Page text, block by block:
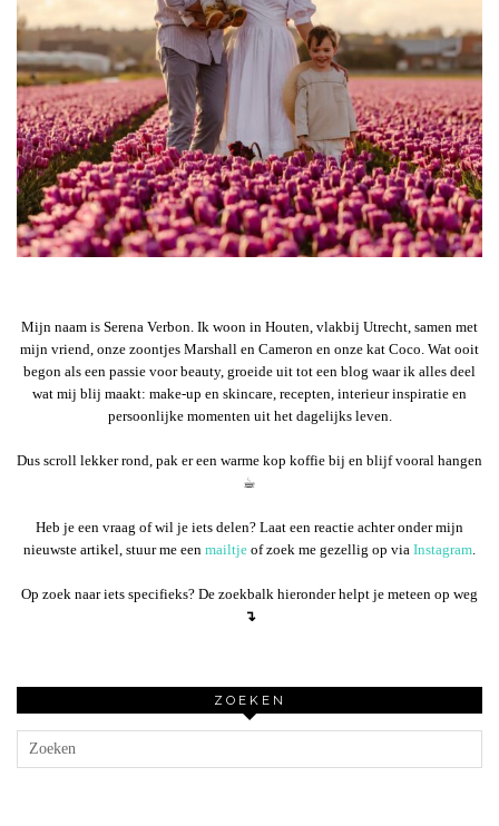
Mijn naam is Serena Verbon. Ik woon in Houten, vlakbij Utrecht, samen met
mijn vriend, onze zoontjes Marshall en Cameron en onze kat Coco. Wat ooit
begon als een passie voor beauty, groeide uit tot een blog waar ik alles deel
wat mij blij maakt: make-up en skincare, recepten, interieur inspiratie en
persoonlijke momenten uit het dagelijks leven.
Dus scroll lekker rond, pak er een warme kop koffie bij en blijf vooral hangen
☕︎
Heb je een vraag of wil je iets delen? Laat een reactie achter onder mijn
nieuwste artikel, stuur me een mailtje of zoek me gezellig op via Instagram
Op zoek naar iets specifieks? De zoekbalk hieronder helpt je meteen op weg
↴
ZOEKEN